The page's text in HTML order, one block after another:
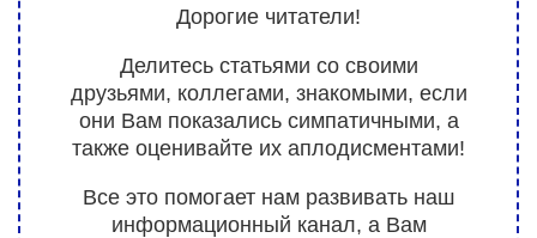
Дорогие читатели!
Делитесь статьями со своими
друзьями, коллегами, знакомыми, если
они Вам показались симпатичными, а
также оценивайте их аплодисментами!
Все это помогает нам развивать наш
информационный канал, а Вам